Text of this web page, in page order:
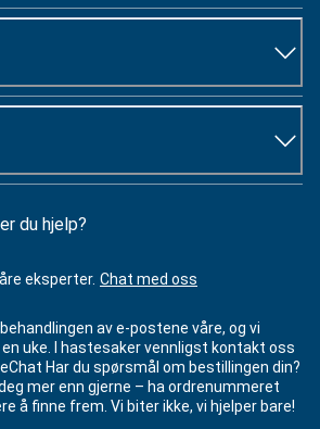
du hjelp?
eksperter. Chat med oss
av e-postene våre, og vi
uke. I hastesaker vennligst kontakt oss
Har du spørsmål om bestillingen din?
mer enn gjerne – ha ordrenummeret
å finne frem. Vi biter ikke, vi hjelper bare!